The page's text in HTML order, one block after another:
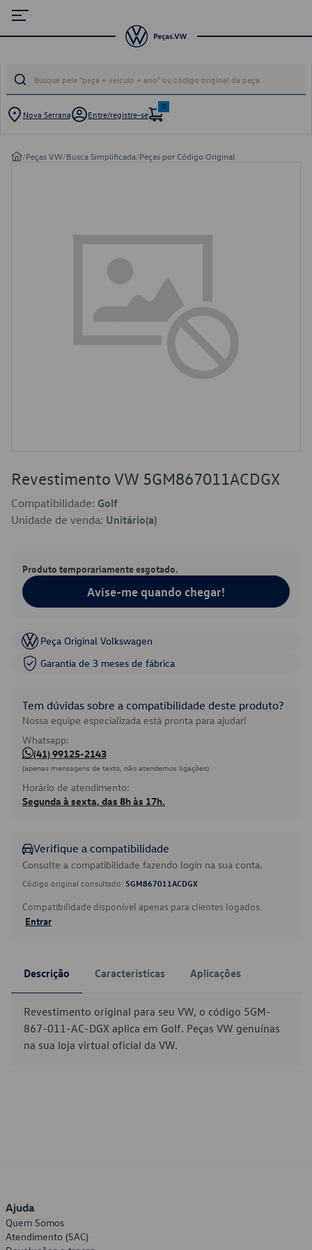
Nova Serrana Entre/registre-se
0
/Peças VW/Busca Simplificada/Peças por Código Original
Revestimento VW 5GM867011ACDGX
Compatibilidade: Golf
Unidade de venda: Unitário(a)
Produto temporariamente esgotado.
Avise-me quando chegar!
Peça Original Volkswagen
Garantia de 3 meses de fábrica
Tem dúvidas sobre a compatibilidade deste produto?
Nossa equipe especializada está pronta para ajudar!
Whatsapp:
(41) 99125-2143
(apenas mensagens de texto, não atendemos ligações)
Horário de atendimento:
Segunda à sexta, das 8h às 17h.
Verifique a compatibilidade
Consulte a compatibilidade fazendo login na sua conta.
Código original consultado: 5GM867011ACDGX
Compatibilidade disponível apenas para clientes logados.
Entrar
Descrição Características Aplicações
Revestimento original para seu VW, o código 5GM-
867-011-AC-DGX aplica em Golf. Peças VW genuínas
na sua loja virtual oficial da VW.
Ajuda
Quem Somos
Atendimento (SAC)